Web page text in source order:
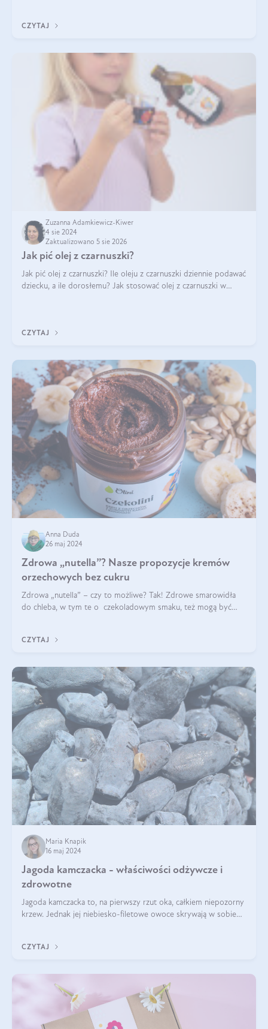
CZYTAJ
Zuzanna Adamkiewicz-Kiwer
4 sie 2024
Zaktualizowano 5 sie 2026
Jak pić olej z czarnuszki?
Jak pić olej z czarnuszki? Ile oleju z czarnuszki dziennie podawać
dziecku, a ile dorosłemu? Jak stosować olej z czarnuszki w
CZYTAJ
Anna Duda
26 maj 2024
Zdrowa „nutella”? Nasze propozycje kremów
orzechowych bez cukru
Zdrowa „nutella” – czy to możliwe? Tak! Zdrowe smarowidła
do chleba, w tym te o czekoladowym smaku, też mogą być
CZYTAJ
Maria Knapik
16 maj 2024
Jagoda kamczacka - właściwości odżywcze i
zdrowotne
Jagoda kamczacka to, na pierwszy rzut oka, całkiem niepozorny
krzew. Jednak jej niebiesko-filetowe owoce skrywają w sobie
CZYTAJ